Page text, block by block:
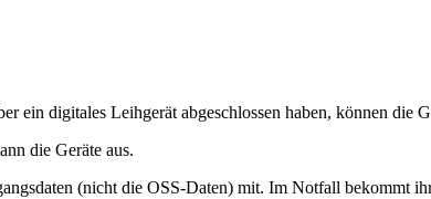
ein digitales Leihgerät abgeschlossen haben, können die
die Geräte aus.
(nicht die OSS-Daten) mit. Im Notfall bekommt